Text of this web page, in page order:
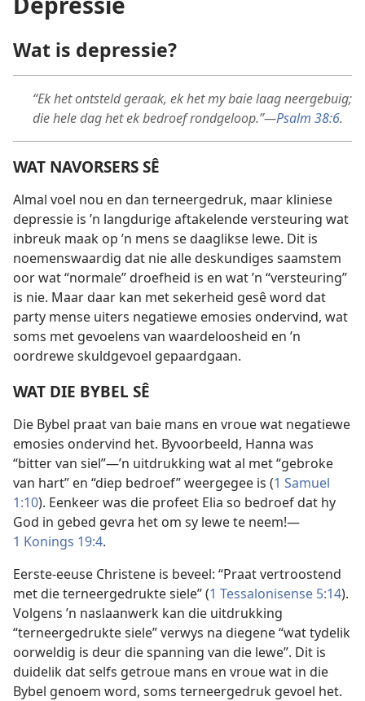
Wat is depressie?
“Ek het ontsteld geraak, ek het my baie laag neergebuig;
die hele dag het ek bedroef rondgeloop.”—Psalm 38:6.
WAT NAVORSERS SÊ
Almal voel nou en dan terneergedruk, maar kliniese
depressie is ’n langdurige aftakelende versteuring wat
inbreuk maak op ’n mens se daaglikse lewe. Dit is
noemenswaardig dat nie alle deskundiges saamstem
oor wat “normale” droefheid is en wat ’n “versteuring”
is nie. Maar daar kan met sekerheid gesê word dat
party mense uiters negatiewe emosies ondervind, wat
soms met gevoelens van waardeloosheid en ’n
oordrewe skuldgevoel gepaardgaan.
WAT DIE BYBEL SÊ
Die Bybel praat van baie mans en vroue wat negatiewe
emosies ondervind het. Byvoorbeeld, Hanna was
“bitter van siel”—’n uitdrukking wat al met “gebroke
van hart” en “diep bedroef” weergegee is (1 Samuel
1:10). Eenkeer was die profeet Elia so bedroef dat hy
God in gebed gevra het om sy lewe te neem!—
1 Konings 19:4.
Eerste-eeuse Christene is beveel: “Praat vertroostend
met die terneergedrukte siele” (1 Tessalonisense 5:14).
Volgens ’n naslaanwerk kan die uitdrukking
“terneergedrukte siele” verwys na diegene “wat tydelik
oorweldig is deur die spanning van die lewe”. Dit is
duidelik dat selfs getroue mans en vroue wat in die
Bybel genoem word, soms terneergedruk gevoel het.